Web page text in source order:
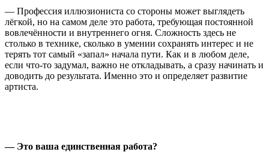
— Профессия иллюзиониста со стороны может выглядеть
лёгкой, но на самом деле это работа, требующая постоянной
вовлечённости и внутреннего огня. Сложность здесь не
столько в технике, сколько в умении сохранять интерес и не
терять тот самый «запал» начала пути. Как и в любом деле,
если что-то задумал, важно не откладывать, а сразу начинать и
доводить до результата. Именно это и определяет развитие
артиста.
— Это ваша единственная работа?